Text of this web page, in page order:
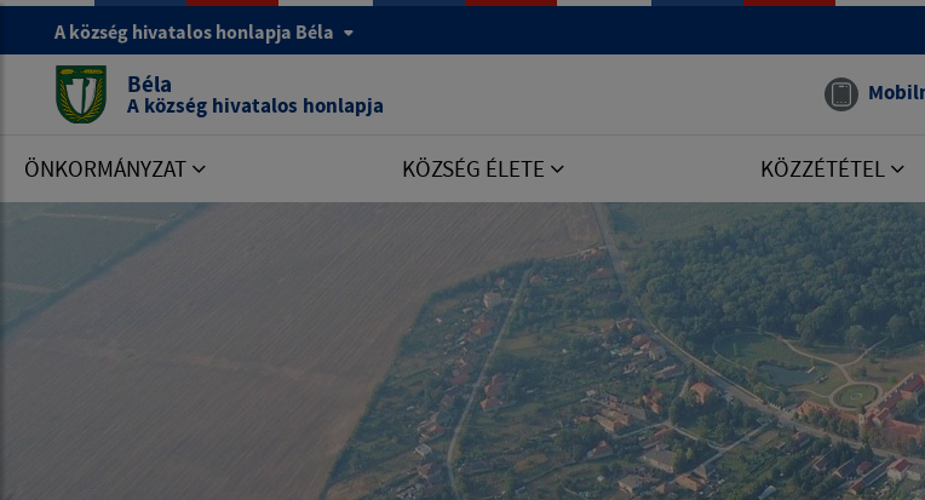
A község hivatalos honlapja Béla
Béla
A község hivatalos honlapja
ÖNKORMÁNYZAT KÖZSÉG ÉLETE KÖZZÉTÉTEL